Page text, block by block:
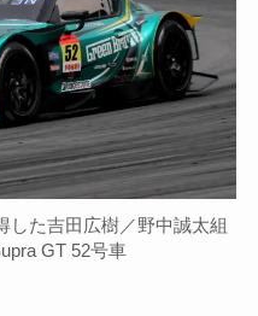
した吉田広樹／野中誠太組
GT 52号車